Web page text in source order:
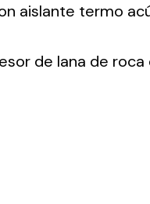
aislante termo
de lana de